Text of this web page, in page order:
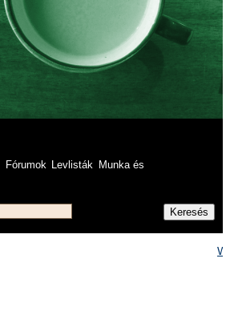
Fórumok Levlisták
Munka és